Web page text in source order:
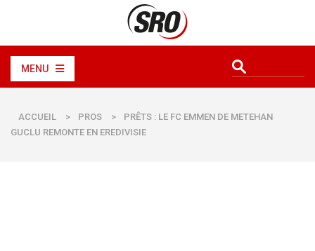
MENU
ACCUEIL > PROS >
PRÊTS : LE FC EMMEN DE METEHAN
GUCLU REMONTE EN EREDIVISIE